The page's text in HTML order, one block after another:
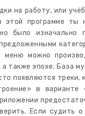
на работу, или
программе ты
было изначально
можно
также эпохе. База
появляются
в
Если судить